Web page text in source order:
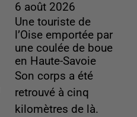
6 août 2026
Une touriste de
l’Oise emportée par
une coulée de boue
en Haute-Savoie
Son corps a été
retrouvé à cinq
kilomètres de là.